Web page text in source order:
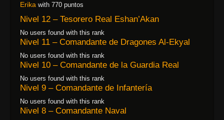
Erika with 770 puntos
Nivel 12 – Tesorero Real Eshan’Akan
No users found with this rank
Nivel 11 – Comandante de Dragones Al-Ekyal
No users found with this rank
Nivel 10 – Comandante de la Guardia Real
No users found with this rank
Nivel 9 – Comandante de Infantería
No users found with this rank
Nivel 8 – Comandante Naval